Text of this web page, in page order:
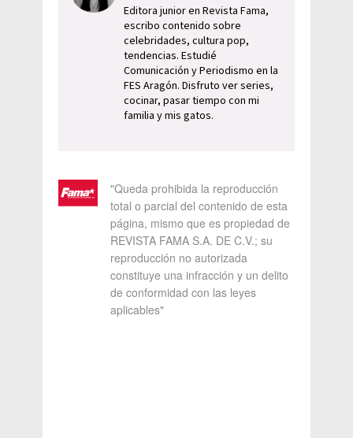
Editora junior en Revista Fama,
escribo contenido sobre
celebridades, cultura pop,
tendencias. Estudié
Comunicación y Periodismo en la
FES Aragón. Disfruto ver series,
cocinar, pasar tiempo con mi
familia y mis gatos.
"Queda prohibida la reproducción
total o parcial del contenido de esta
página, mismo que es propiedad de
REVISTA FAMA S.A. DE C.V.; su
reproducción no autorizada
constituye una infracción y un delito
de conformidad con las leyes
aplicables"